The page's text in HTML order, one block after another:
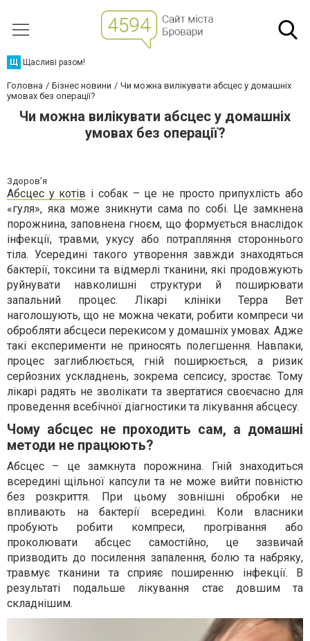
Щ Щасливі разом!
Головна Бізнес новини
Чи можна вилікувати абсцес у домашніх
умовах без операції?
Чи можна вилікувати абсцес у домашніх
умовах без операції?
Здоров'я
Абсцес у котів і собак – це не просто припухлість або
«гуля», яка може зникнути сама по собі. Це замкнена
порожнина, заповнена гноєм, що формується внаслідок
інфекції, травми, укусу або потрапляння стороннього
тіла. Усередині такого утворення завжди знаходяться
бактерії, токсини та відмерлі тканини, які продовжують
руйнувати навколишні структури й поширювати
запальний процес. Лікарі клініки Терра Вет
наголошують, що не можна чекати, робити компреси чи
обробляти абсцеси перекисом у домашніх умовах. Адже
такі експерименти не приносять полегшення. Навпаки,
процес заглиблюється, гній поширюється, а ризик
серйозних ускладнень, зокрема сепсису, зростає. Тому
лікарі радять не зволікати та звертатися своєчасно для
проведення всебічної діагностики та лікування абсцесу.
Чому абсцес не проходить сам, а домашні
методи не працюють?
Абсцес – це замкнута порожнина. Гній знаходиться
всередині щільної капсули та не може вийти повністю
без розкриття. При цьому зовнішні обробки не
впливають на бактерії всередині. Коли власники
пробують робити компреси, прогрівання або
проколювати абсцес самостійно, це зазвичай
призводить до посилення запалення, болю та набряку,
травмує тканини та сприяє поширенню інфекції. В
результаті подальше лікування стає довшим та
складнішим.